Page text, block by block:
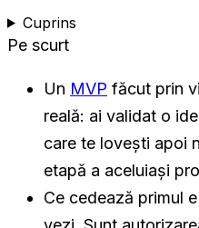
Cuprins
Pe scurt
Un MVP făcut prin
reală: ai validat o
care te lovești apoi
etapă a aceluiași
Ce cedează primul